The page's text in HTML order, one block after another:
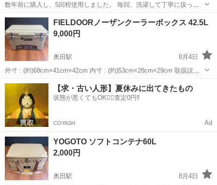
数年前に購入し、5回程使用しました。 毎回、洗濯して丁寧に扱って
おりました。 今週末まで500円で出品いたします。
愛知 稲沢市 その他 LOGOS
FIELDOORノーザンクーラーボックス 42.5L
9,000円
奥田駅
8月4日
外寸 : (約)68cm×41cm×42cm 内寸 : (約)53cm×28cm×29cm 取扱説明
書あり 1度野外で使用しましたがその後キャンプスタイルが変わり使
用頻度がなくなったためこの価格でお譲りします。 天板に擦...
愛知 稲沢市 奥田駅 その他
【求・古い人形】夏休みに出てきたもの
状態が悪くてもOK🙆‍♀️査定0円‼️
COYASH Ad
YOGOTO ソフトコンテナ60L
2,000円
奥田駅
8月4日